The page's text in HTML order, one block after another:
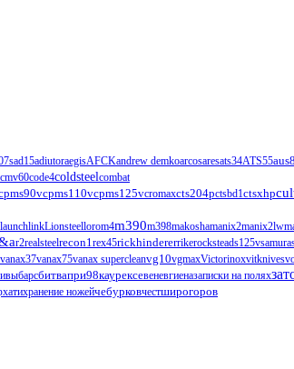
ad15adiutoraegisAFCKandrew demkoarcosaresats34ATS55aus8
cmv60code4coldsteelcombat
cpms110vcpms125vcromaxcts204pctsbd1ctsxhp
launchlinkLionsteellorom4m390m398makoshamanix2manix2lw
r2realsteelrecon1rex45rickhindererrikerocksteads125vsamura
vanax37vanax75vanax supercleanvg10vgmaxVictorinoxvitknives
барсбитвапри98каурексевеневгиеназаписки на полях
хатихранение ножейчебурковчестширогоров